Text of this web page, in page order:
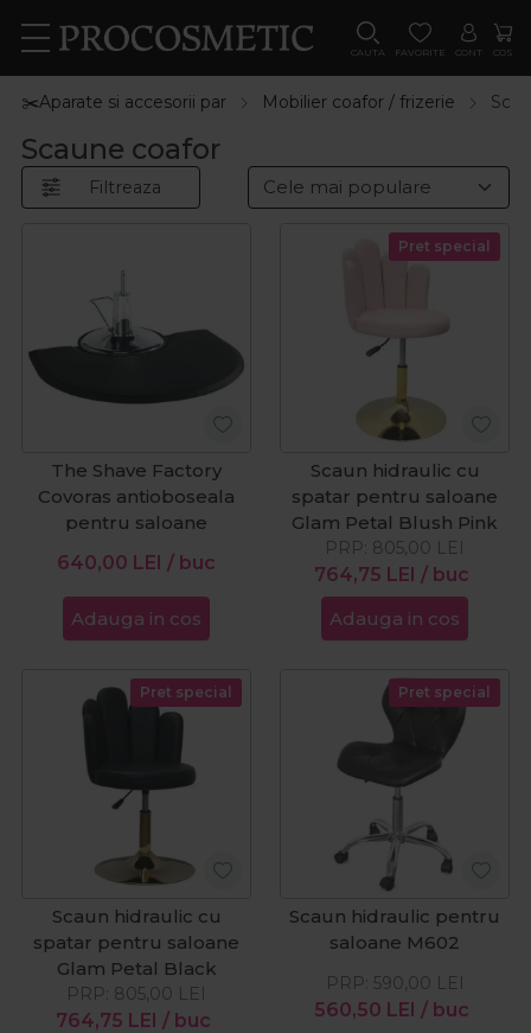
CAUTA FAVORITE CONT COS
✂️Aparate si accesorii par Mobilier coafor / frizerie
Scaune coafor
Filtreaza
The Shave Factory
Covoras antioboseala
pentru saloane
640,00 LEI / buc
Adauga in cos
Pret special
Scaun hidraulic cu
spatar pentru saloane
Glam Petal Blush Pink
764,75 LEI / buc
PRP: 805,00 LEI
Adauga in cos
Pret special
Scaun hidraulic cu
spatar pentru saloane
Glam Petal Black
764,75 LEI / buc
PRP: 805,00 LEI
Pret special
Scaun hidraulic pentru
saloane M602
560,50 LEI / buc
PRP: 590,00 LEI